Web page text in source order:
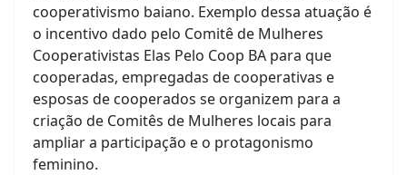
cooperativismo baiano. Exemplo dessa atuação é
o incentivo dado pelo Comitê de Mulheres
Cooperativistas Elas Pelo Coop BA para que
cooperadas, empregadas de cooperativas e
esposas de cooperados se organizem para a
criação de Comitês de Mulheres locais para
ampliar a participação e o protagonismo
feminino.